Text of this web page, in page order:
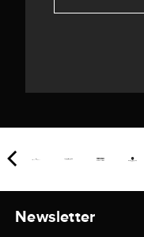
Newsletter